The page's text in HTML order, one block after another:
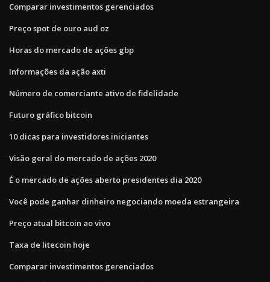
Comparar investimentos gerenciados
Preço spot de ouro aud oz
Horas do mercado de ações gbp
Informações da ação axti
Número de comerciante ativo de fidelidade
Futuro gráfico bitcoin
10 dicas para investidores iniciantes
Visão geral do mercado de ações 2020
É o mercado de ações aberto presidentes dia 2020
Você pode ganhar dinheiro negociando moeda estrangeira
Preço atual bitcoin ao vivo
Taxa de litecoin hoje
Comparar investimentos gerenciados